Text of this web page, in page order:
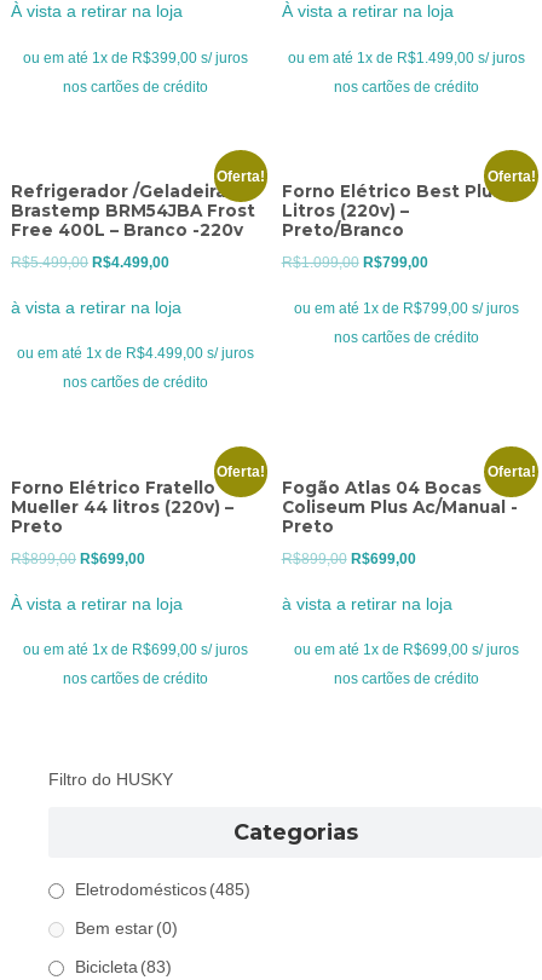
era:
R$469,00.
atual
é:
R$399,00.
À vista a retirar na loja
ou em até 1x de R$399,00 s/ juros
nos cartões de crédito
era:
R$1.999,00.
atual
é:
R$1.499,00.
À vista a retirar na loja
ou em até 1x de R$1.499,00 s/ juros
nos cartões de crédito
Oferta!
Refrigerador /Geladeira
Brastemp BRM54JBA Frost
Free 400L – Branco -220v
R$5.499,00 O
era:
R$5.499,00.
R$4.499,00O
atual
é:
R$4.499,00.
à vista a retirar na loja
ou em até 1x de R$4.499,00 s/ juros
nos cartões de crédito
Oferta!
Forno Elétrico Best Plus 60
Litros (220v) –
Preto/Branco
R$1.099,00 OR$799,00O
atual
ou em até 1x de R$799,00 s/ juros
nos cartões de crédito
Oferta!
Forno Elétrico Fratello
Mueller 44 litros (220v) –
Preto
R$899,00 O
era:
R$899,00.
R$699,00O
atual
é:
R$699,00.
À vista a retirar na loja
ou em até 1x de R$699,00 s/ juros
nos cartões de crédito
Oferta!
Fogão Atlas 04 Bocas
Coliseum Plus Ac/Manual -
Preto
R$899,00 O
era:
R$899,00.
R$699,00O
atual
é:
R$699,00.
à vista a retirar na loja
ou em até 1x de R$699,00 s/ juros
nos cartões de crédito
Filtro do HUSKY
Categorias
Eletrodomésticos (485)
Bem estar (0)
Bicicleta (83)